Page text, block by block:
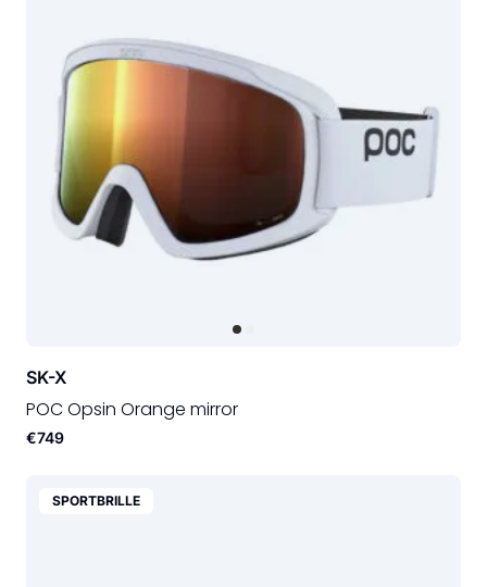
SK-X
POC Opsin Orange mirror
€749
SPORTBRILLE